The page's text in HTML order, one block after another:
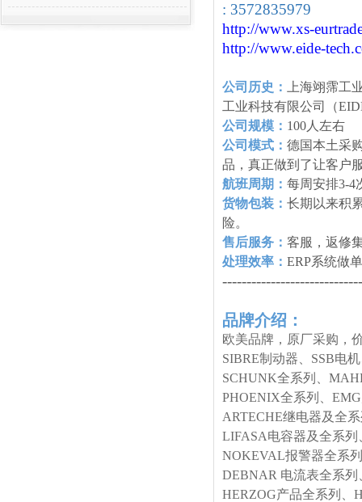
: 3572835979
http://www.xs-
http://www.eide-tech
公司历史：
上海翊霈工
工业科技有限公司（
公司规模： 100人左右
公司模式： 德国本土采
品，真正做到了让客户
航班周期： 每周安排3-4
货物包装： 长期以来积
险。
售后服务： 客服，返修
处理效率： ERP系统做
品牌介绍：
欧美品牌，原厂采购，
SIBRE制动器、SSB电
SCHUNK全系列、
PHOENIX全系列、
ARTECHE继电器及全
LIFASA电容器及全系
NOKEVAL报警器全系
DEBNAR 电流表全系
HERZOG产品全系列、